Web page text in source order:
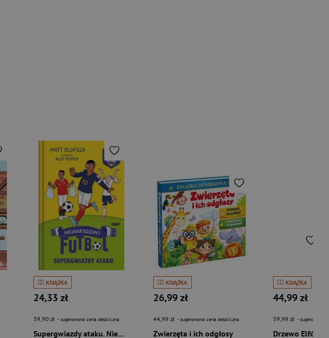
KSIĄŻKA
24,33 zł
39,90 zł - sugerowana cena detaliczna
Supergwiazdy ataku. Niewiarygodny futbol
KSIĄŻKA
26,99 zł
44,99 zł - sugerowana cena detaliczna
Zwierzęta i ich odgłosy
KSIĄŻKA
44,99 zł
59,99 zł - sugerowana